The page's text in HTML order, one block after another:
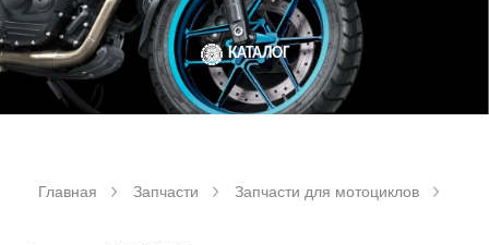
КАТАЛОГ
Главная Запчасти Запчасти для мотоциклов